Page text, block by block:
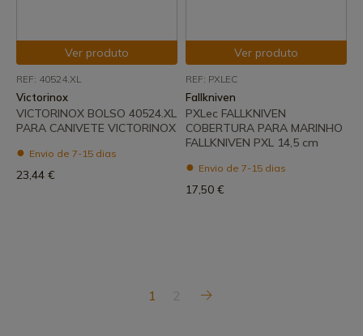
Ver produto
REF: 40524.XL
Victorinox
VICTORINOX BOLSO 40524.XL
PARA CANIVETE VICTORINOX
Envio de 7-15 dias
23,44 €
Ver produto
REF: PXLEC
Fallkniven
PXLec FALLKNIVEN
COBERTURA PARA MARINHO
FALLKNIVEN PXL 14,5 cm
Envio de 7-15 dias
17,50 €
1 2